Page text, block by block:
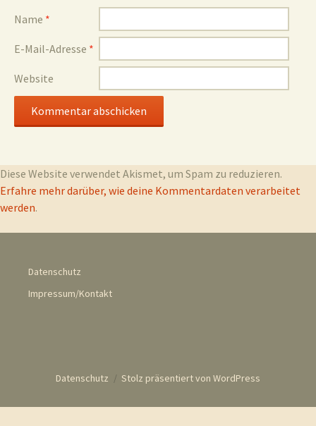
Name *
E-Mail-Adresse *
Website
Diese Website verwendet Akismet, um Spam zu reduzieren.
Erfahre mehr darüber, wie deine Kommentardaten verarbeitet
werden.
Datenschutz
Impressum/Kontakt
Datenschutz Stolz präsentiert von WordPress